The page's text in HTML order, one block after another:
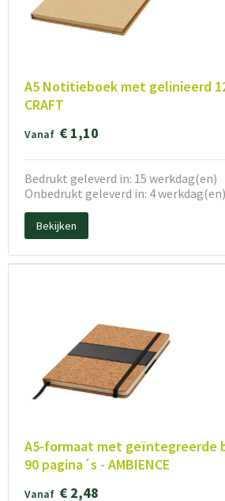
A5 Notitieboek met gelinieerd
CRAFT
Vanaf € 1,10
Bedrukt geleverd in: 15 werkdag(en)
Onbedrukt geleverd in: 4 werkdag(en)
Bekijken
A5-formaat met geïntegreerde
90 pagina´s - AMBIENCE
Vanaf € 2,48